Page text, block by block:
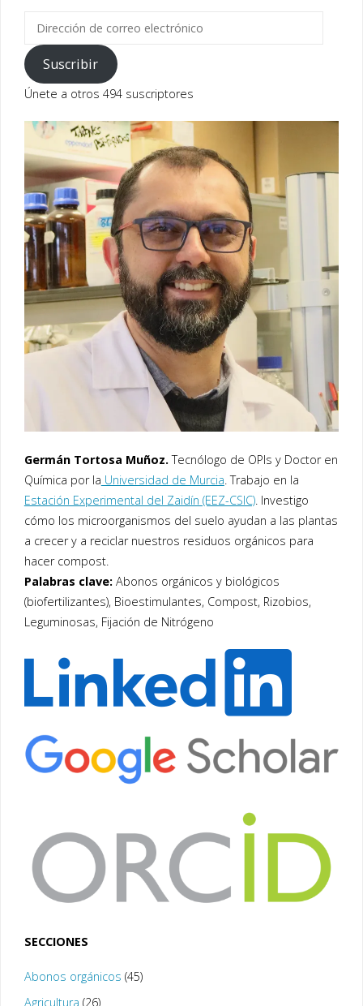
Dirección
correo
electrónico
Suscribir
Únete a otros 494 suscriptores
Germán Tortosa Muñoz.Tecnólogo de OPIs y Doctor en
Química por la Universidad de Murcia . Trabajo en la
Estación Experimental del Zaidín (EEZ-CSIC). Investigo
cómo los microorganismos del suelo ayudan a las plantas
a crecer y a reciclar nuestros residuos orgánicos para
hacer compost.
Palabras clave:Abonos orgánicos y biológicos
(biofertilizantes), Bioestimulantes, Compost, Rizobios,
Leguminosas, Fijación de Nitrógeno
SECCIONES
Abonos orgánicos (45)
Agricultura (26)